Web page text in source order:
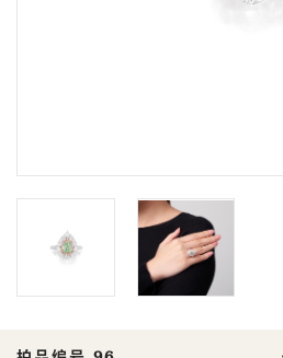
Sale HK029 | 拍
1.07克拉梨形天
钻石配钻石戒指